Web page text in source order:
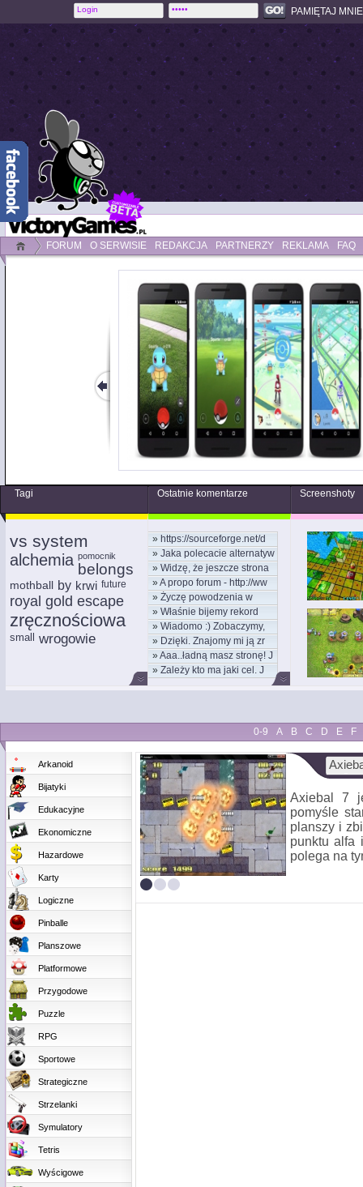
PAMIĘTAJ
FORUM O SERWISIE REDAKCJA PARTNERZY REKLAMA FAQ
Tagi Ostatnie komentarze Screenshoty
vs system
alchemia pomocnik
belongs
mothball by krwi future
royal gold escape
zręcznościowa
small wrogowie
» https://sourceforge.net/d
» Jaka polecacie alternatyw
» Widzę, że jeszcze strona
»A propo forum - http://ww
» Życzę powodzenia w
nowym
» Właśnie bijemy rekord
kom
» Wiadomo :) Zobaczymy,
moż
» Dzięki. Znajomy mi ją zr
»Aaa..ładną masz stronę! J
» Zależy kto ma jaki cel. J
0-9 A B C D E F
Arkanoid
Bijatyki
Edukacyjne
Ekonomiczne
Hazardowe
Karty
Logiczne
Pinballe
Planszowe
Platformowe
Przygodowe
Puzzle
RPG
Sportowe
Strategiczne
Strzelanki
Symulatory
Tetris
Wyścigowe
Axiebal 7
pomyśle
planszy i
punktu alfa
polega na